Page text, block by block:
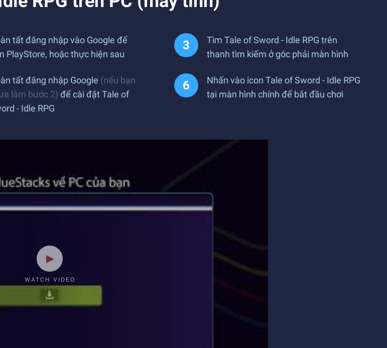
tất đăng nhập vào Google để
PlayStore, hoặc thực hiện sau
Tìm Tale of Sword - Idle RPG trên
thanh tìm kiếm ở góc phải màn hình
tất đăng nhập Google (nếu bạn
làm bước 2) để cài đặt Tale of
- Idle RPG
Nhấn vào icon Tale of Sword - Idle RPG
tại màn hình chính để bắt đầu chơi
WATCH VIDEO